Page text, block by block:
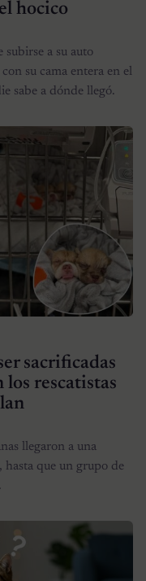
hocico
a su auto
su cama entera en el
sabe a dónde llegó.
sacrificadas
los rescatistas
llegaron a una
hasta que un grupo de